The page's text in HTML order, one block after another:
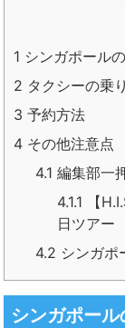
1 シンガポール
2 タクシーの乗
3 予約方法
4 その他注意点
4.1 編集部一
4.1.1 【
日ツアー
4.2 シンガポ
シンガポー